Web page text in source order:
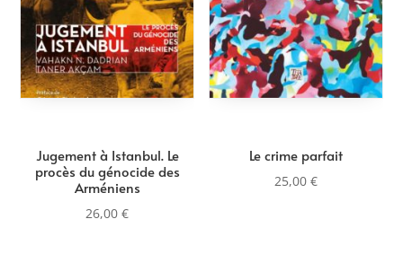
Jugement à Istanbul. Le
procès du génocide des
Arméniens
26,00€
Le crime parfait
25,00 €